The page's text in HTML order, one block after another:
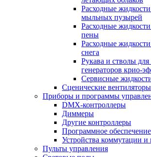
Расходные жидкости
мыльных пузырей
Расходные жидкости
пены
Расходные жидкости
снега
Рукава и стволы
генераторов крио-
Сервисные
Сценические вентиляторы
Приборы и программы
DMX-контроллеры
Диммеры
Другие контроллеры
Программное обеспечение
Устройства коммутации и
Пульты управления